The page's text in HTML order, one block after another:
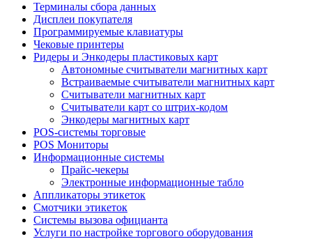
Терминалы сбора данных
Дисплеи покупателя
Программируемые клавиатуры
Чековые принтеры
Ридеры и Энкодеры пластиковых карт
Автономные считыватели магнитных карт
Встраиваемые считыватели магнитных карт
Считыватели магнитных карт
Считыватели карт со штрих-кодом
Энкодеры магнитных карт
POS-системы торговые
POS Мониторы
Информационные системы
Прайс-чекеры
Электронные информационные табло
Аппликаторы этикеток
Смотчики этикеток
Системы вызова официанта
Услуги по настройке торгового оборудования